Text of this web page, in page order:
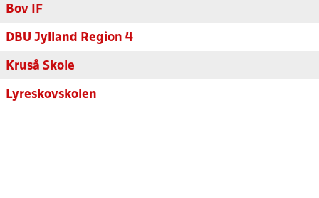
Bov IF
DBU Jylland Region 4
Kruså Skole
Lyreskovskolen